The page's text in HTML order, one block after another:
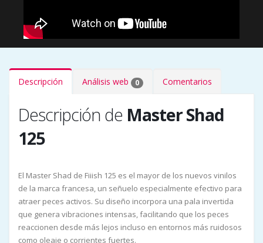
Descripción Análisis web 0 Comentarios
Descripción de Master Shad
125
El Master Shad de Fiiish 125 es el mayor de los nuevos vinilos
de la marca francesa, un señuelo especialmente efectivo para
atraer peces activos. Su diseño incorpora una pala invertida
que genera vibraciones intensas, facilitando que los peces
reaccionen desde más lejos incluso en entornos más ruidosos
como oleaje o corrientes fuertes.